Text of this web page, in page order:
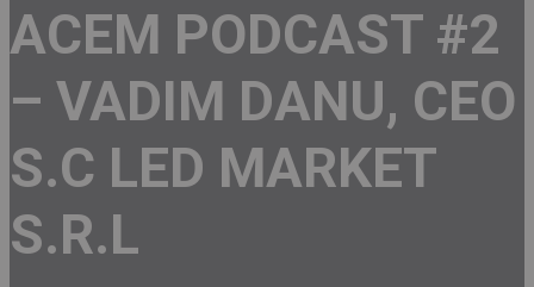
ACEM PODCAST #2
– VADIM DANU, CEO
S.C LED MARKET
S.R.L